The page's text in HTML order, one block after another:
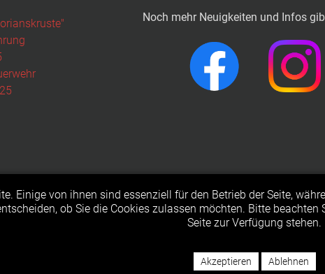
Noch mehr Neuigkeiten und Infos
© 2023 Freiwillige Feuerwehr
Impressum & Datenschutz
Einige von ihnen sind essenziell für den Betrieb der Seite,
ob Sie die Cookies zulassen möchten. Bitte
Seite zur Verfügung stehen.
Akzeptieren Ablehnen